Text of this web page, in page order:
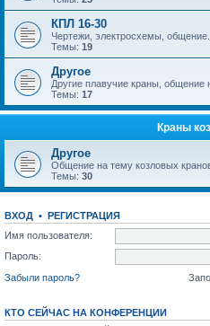
КПЛ 16-30
Чертежи, электросхемы, общение...
Темы: 19
Другое
Другие плавучие краны, общение
Темы: 17
Краны
Другое
Общение на тему козловых
Темы: 30
ВХОД • РЕГИСТРАЦИЯ
Имя пользователя:
Пароль:
Забыли пароль?
КТО СЕЙЧАС НА КОНФЕРЕНЦИИ